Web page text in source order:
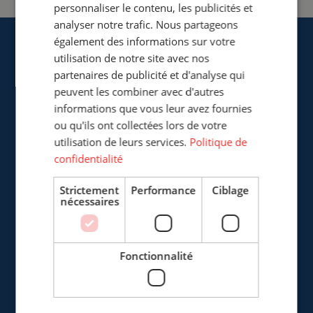
Cepro Sarl
217, Boulevard de la Liberté
F-59800 Lille
+33 (0)3 20 57 37 66
info@cepro.fr
personnaliser le contenu, les publicités et
analyser notre trafic. Nous partageons
également des informations sur votre
utilisation de notre site avec nos
partenaires de publicité et d'analyse qui
peuvent les combiner avec d'autres
informations que vous leur avez fournies
ou qu'ils ont collectées lors de votre
utilisation de leurs services. Politique de
confidentialité
Strictement
nécessaires
Performance Ciblage
Fonctionnalité